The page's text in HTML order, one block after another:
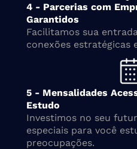
4 - Parcerias com
Garantidos
Facilitamos sua
conexões estratégicas
5 - Mensalidades
Estudo
Investimos no seu
especiais para você
preocupações.